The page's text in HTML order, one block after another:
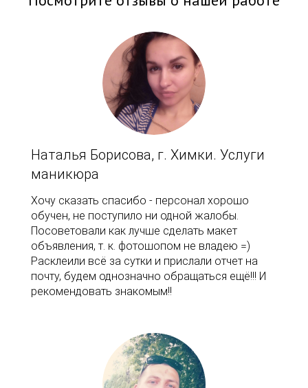
Наталья Борисова, г. Химки. Услуги
маникюра
Хочу сказать спасибо - персонал хорошо
обучен, не поступило ни одной жалобы.
Посоветовали как лучше сделать макет
объявления, т. к. фотошопом не владею =)
Расклеили всё за сутки и прислали отчет на
почту, будем однозначно обращаться ещё!!! И
рекомендовать знакомым!!